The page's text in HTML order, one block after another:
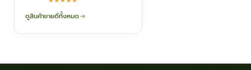
฿134.10
ดูสินค้าขายดีทั้งหมด